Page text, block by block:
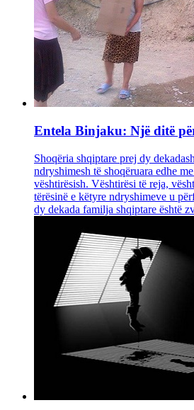
Entela Binjaku: Një ditë
Shoqëria shqiptare prej dy
ndryshimesh të shoqëruara edhe
vështirësish. Vështirësi të reja,
tërësinë e këtyre ndryshimeve u
dy dekada familja shqiptare është